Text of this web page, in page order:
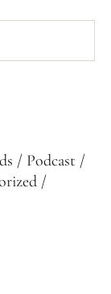
Podcast